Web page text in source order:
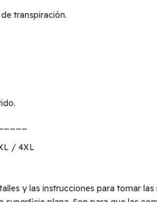
transpiración.
/ 4XL
y las instrucciones para tomar